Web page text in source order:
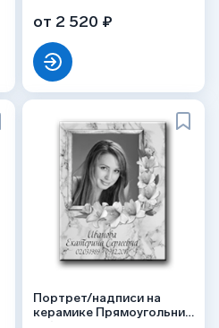
от 2 520 ₽
Портрет/надписи на
керамике Прямоугольник